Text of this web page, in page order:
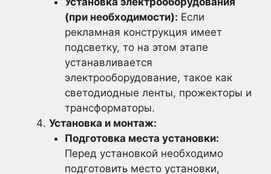
(при необходимости): Если
рекламная конструкция имеет
подсветку, то на этом этапе
устанавливается
электрооборудование, такое как
светодиодные ленты, прожекторы и
трансформаторы.
Установка и монтаж:
Подготовка места установки:
Перед установкой необходимо
подготовить место установки,